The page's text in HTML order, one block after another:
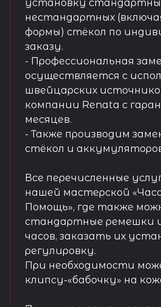
установку
нестандартных
формы) стёкол по
заказу.
- Профессиональная
осуществляется с
швейцарских
компании Renata с
месяцев.
- Также производим
стёкол и
Все перечисленные
нашей мастерской
Помощь», где также
стандартные ремешки
часов, заказать их
регулировку.
При необходимости
клипсу-«бабочку» на